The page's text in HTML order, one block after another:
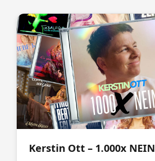
Kerstin Ott – 1.000x NEIN